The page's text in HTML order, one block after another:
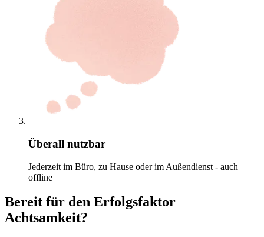
Überall nutzbar
Jederzeit im Büro, zu Hause oder im Außendienst - auch
offline
Bereit für den Erfolgsfaktor
Achtsamkeit?